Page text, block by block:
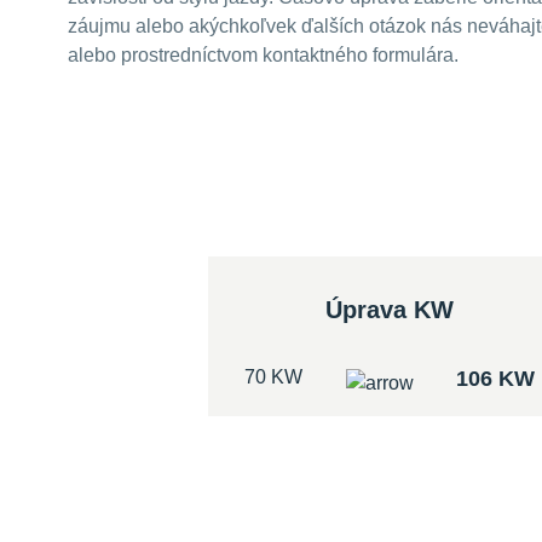
záujmu alebo akýchkoľvek ďalších otázok nás
alebo prostredníctvom kontaktného formulára.
Úprava KW
70 KW 106 KW